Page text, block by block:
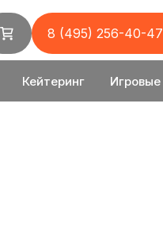
Кейтеринг Игровые
8 (495) 256-40-47